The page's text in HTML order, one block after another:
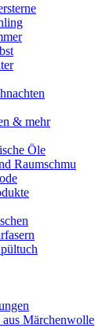
& mehr
Öle
Raumschmu
Märchenwolle